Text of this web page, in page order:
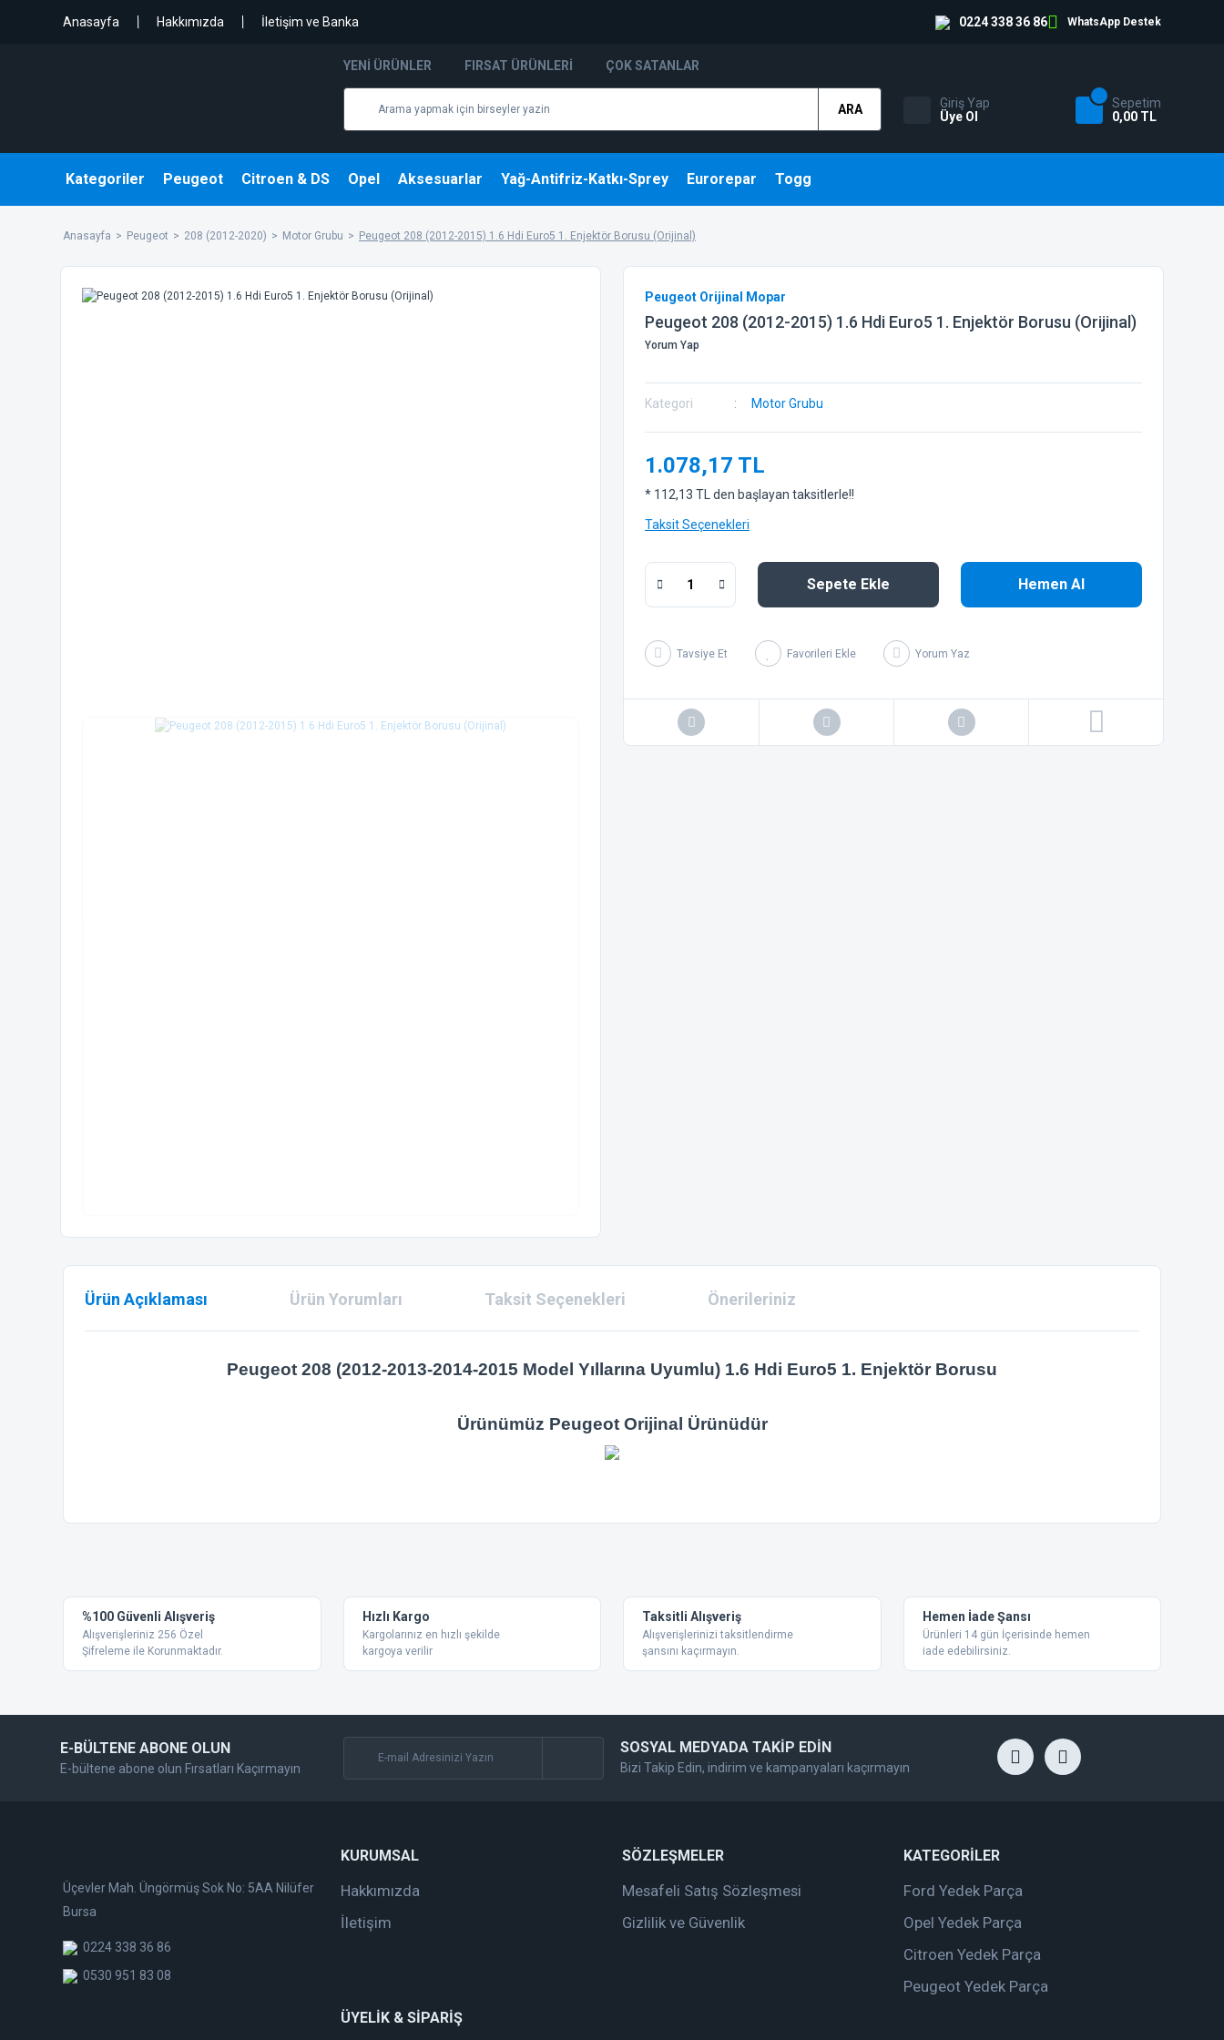
Anasayfa Hakkımızda İletişim ve Banka 0224 338 36 86 WhatsApp Destek
YENI ÜRÜNLER FIRSAT ÜRÜNLERI ÇOK SATANLAR
ARA
Giriş Yap
Üye Ol
Sepetim
0,00 TL
Kategoriler Peugeot Citroen & DS Opel Aksesuarlar Yağ-Antifriz-Katkı-Sprey Eurorepar Togg
Anasayfa Peugeot 208 (2012-2020) Motor Grubu Peugeot 208 (2012-2015) 1.6 Hdi Euro5 1. Enjektör Borusu (Orijinal)
Peugeot Orijinal Mopar
Peugeot 208 (2012-2015) 1.6 Hdi Euro5 1. Enjektör Borusu (Orijinal)
Yorum Yap
Kategori Motor Grubu
1.078,17 TL
* 112,13 TL den başlayan taksitlerle!!
Taksit Seçenekleri
Sepete Ekle Hemen Al
Tavsiye Et Yorum Yaz
Ürün Açıklaması Ürün Yorumları Taksit Seçenekleri Önerileriniz
Peugeot 208 (2012-2013-2014-2015 Model Yıllarına Uyumlu) 1.6 Hdi Euro5 1. Enjektör Borusu
Ürünümüz Peugeot Orijinal Ürünüdür
Ürün resmi kalitesiz, bozuk veya görüntülenemiyor.
Ürün açıklamasında eksik bilgiler bulunuyor.
Ürün bilgilerinde hatalar bulunuyor.
Ürün fiyatı diğer sitelerden daha pahalı.
%100 Güvenli Alışveriş
Alışverişleriniz 256 Özel
Şifreleme ile Korunmaktadır.
Hızlı Kargo
Kargolarınız en hızlı şekilde
kargoya verilir
Taksitli Alışveriş
Alışverişlerinizi taksitlendirme
şansını kaçırmayın.
Hemen İade Şansı
Ürünleri 14 gün İçerisinde hemen
iade edebilirsiniz.
E-BÜLTENE ABONE OLUN
E-bültene abone olun Fırsatları Kaçırmayın
SOSYAL MEDYADA TAKİP EDİN
Bizi Takip Edin, indirim ve kampanyaları kaçırmayın
Üçevler Mah. Üngörmüş Sok No: 5AA Nilüfer
Bursa
0224 338 36 86
0530 951 83 08
KURUMSAL
Hakkımızda
İletişim
SÖZLEŞMELER
Mesafeli Satış Sözleşmesi
Gizlilik ve Güvenlik
KATEGORİLER
Ford Yedek Parça
Opel Yedek Parça
Citroen Yedek Parça
Peugeot Yedek Parça
ÜYELİK & SİPARİŞ